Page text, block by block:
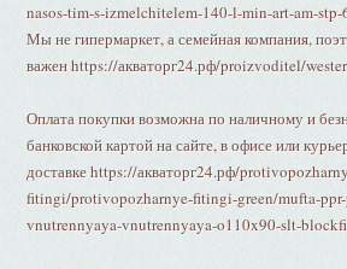
nasos-tim-s-izmelchitelem-140-l-min-art-am-
Мы не гипермаркет, а семейная компания,
важен https://акваторг24.рф/proizvoditel/
Оплата покупки возможна по наличному и
банковской картой на сайте, в офисе или
доставке https://акваторг24.рф/
fitingi/protivopozharnye-fitingi-green/mufta-ppr-
vnutrennyaya-vnutrennyaya-o110x90-slt-